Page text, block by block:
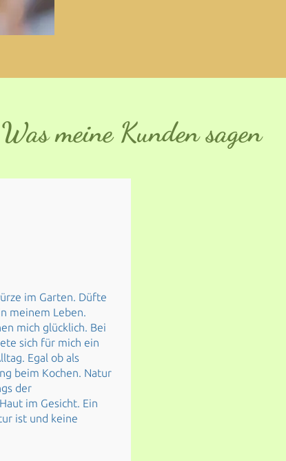
Was meine Kunden sagen
im Garten. Düfte
meinem Leben.
mich glücklich. Bei
sich für mich ein
Egal ob als
beim Kochen. Natur
der
im Gesicht. Ein
ist und keine